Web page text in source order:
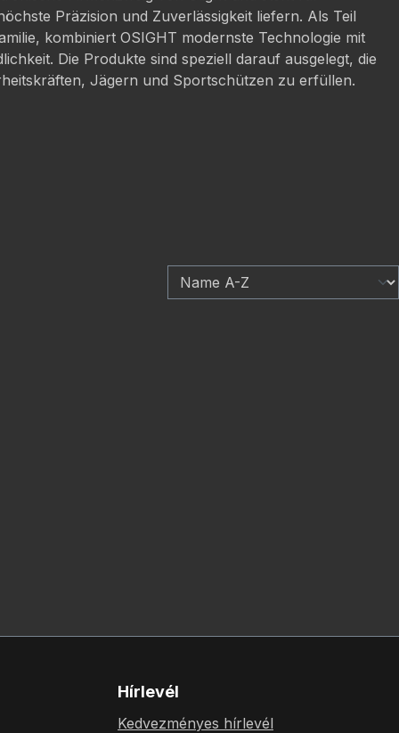
Präzision und Zuverlässigkeit liefern. Als Teil
kombiniert OSIGHT modernste Technologie mit
Die Produkte sind speziell darauf ausgelegt, die
Jägern und Sportschützen zu erfüllen.
Hírlevél
Kedvezményes hírlevél